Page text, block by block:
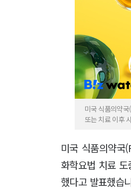
미국 식품의약
또는 치료 이후
미국 식품의약
화학요법 치료
했다고 발표했습